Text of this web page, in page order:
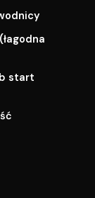
start